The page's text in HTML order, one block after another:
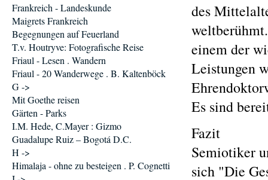
des
einem der
Leistungen
Es sind
Fazit
Semiotiker
sich "Die
Frankreich - Landeskunde
Maigrets Frankreich
Begegnungen auf Feuerland
T.v. Houtryve: Fotografische Reise
Friaul - Lesen . Wandern
Friaul - 20 Wanderwege . B. Kaltenböck
G ->
Mit Goethe reisen
Gärten - Parks
I.M. Hede, C.Mayer : Gizmo
Guadalupe Ruiz – Bogotá D.C.
H ->
Himalaja - ohne zu besteigen . P. Cognetti